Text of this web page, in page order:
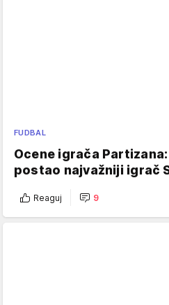
FUDBAL
Ocene igrača
postao najvažniji igrač
Reaguj 9